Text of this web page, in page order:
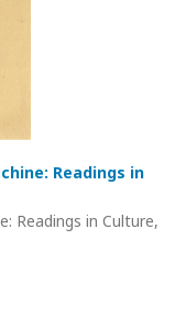
Readings in
Readings in Culture,